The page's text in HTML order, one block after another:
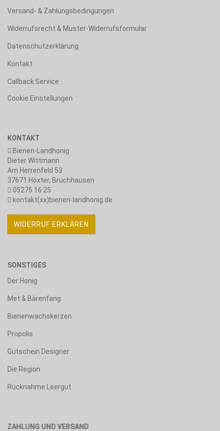
Versand- & Zahlungsbedingungen
Widerrufsrecht & Muster-Widerrufsformular
Datenschutzerklärung
Kontakt
Callback Service
Cookie Einstellungen
KONTAKT
Bienen-Landhonig
Dieter Wittmann
Am Herrenfeld 53
37671 Höxter, Bruchhausen
05275 16 25
kontakt(xx)bienen-landhonig.de
WIDERRUF ERKLÄREN
SONSTIGES
Der Honig
Met & Bärenfang
Bienenwachskerzen
Propolis
Gutschein Designer
Die Region
Rücknahme Leergut
ZAHLUNG UND VERSAND